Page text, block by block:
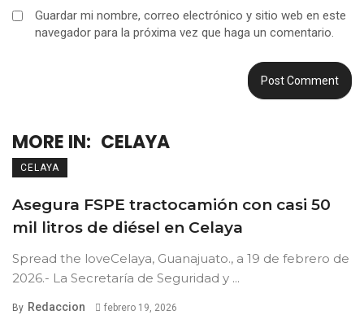
Guardar mi nombre, correo electrónico y sitio web en este
navegador para la próxima vez que haga un comentario.
MORE IN: CELAYA
CELAYA
Asegura FSPE tractocamión con casi 50
mil litros de diésel en Celaya
Spread the loveCelaya, Guanajuato., a 19 de febrero de
2026.- La Secretaría de Seguridad y ...
By Redaccion febrero 19, 2026